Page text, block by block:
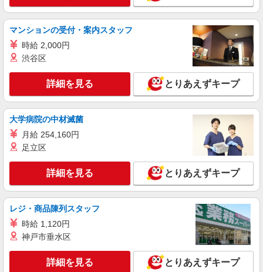
派遣社員
株式会社トラストグロース 北海道支社
保育園での調理業務
【派遣時給】1,200〜1,300円（資格・経験によ
北海道札幌市厚別区厚別中央2条
キープ 詳細を見る
派遣社員
株式会社トラストグロース 北海道支社
【派遣時給】1,200〜1,300円（資格・経験によ
る） 交通費別途支給
キープ 詳細を見る
マンションの受付・案内スタッフ
時給 2,000円
渋谷区
詳細を見る とりあえずキープ
大学病院の中材滅菌
月給 254,160円
足立区
詳細を見る とりあえずキープ
レジ・商品陳列スタッフ
時給 1,120円
神戸市垂水区
詳細を見る とりあえずキープ